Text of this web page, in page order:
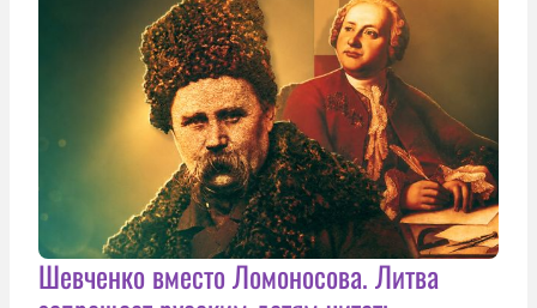
Шевченко вместо Ломоносова. Литва